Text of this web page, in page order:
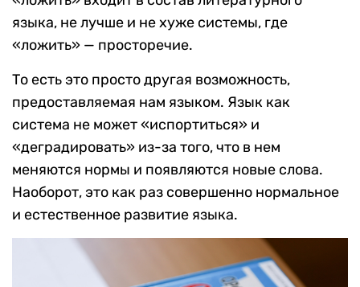
языка, не лучше и не хуже системы, где
«ложить» — просторечие.
То есть это просто другая возможность,
предоставляемая нам языком. Язык как
система не может «испортиться» и
«деградировать» из-за того, что в нем
меняются нормы и появляются новые слова.
Наоборот, это как раз совершенно нормальное
и естественное развитие языка.